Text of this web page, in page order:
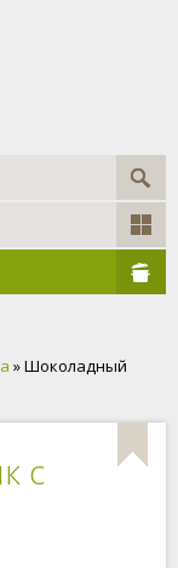
» Шоколадный
с